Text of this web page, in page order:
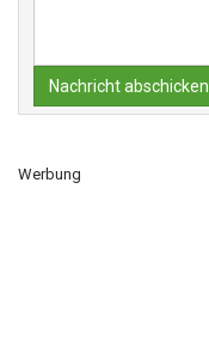
Nachricht abschicken
Werbung